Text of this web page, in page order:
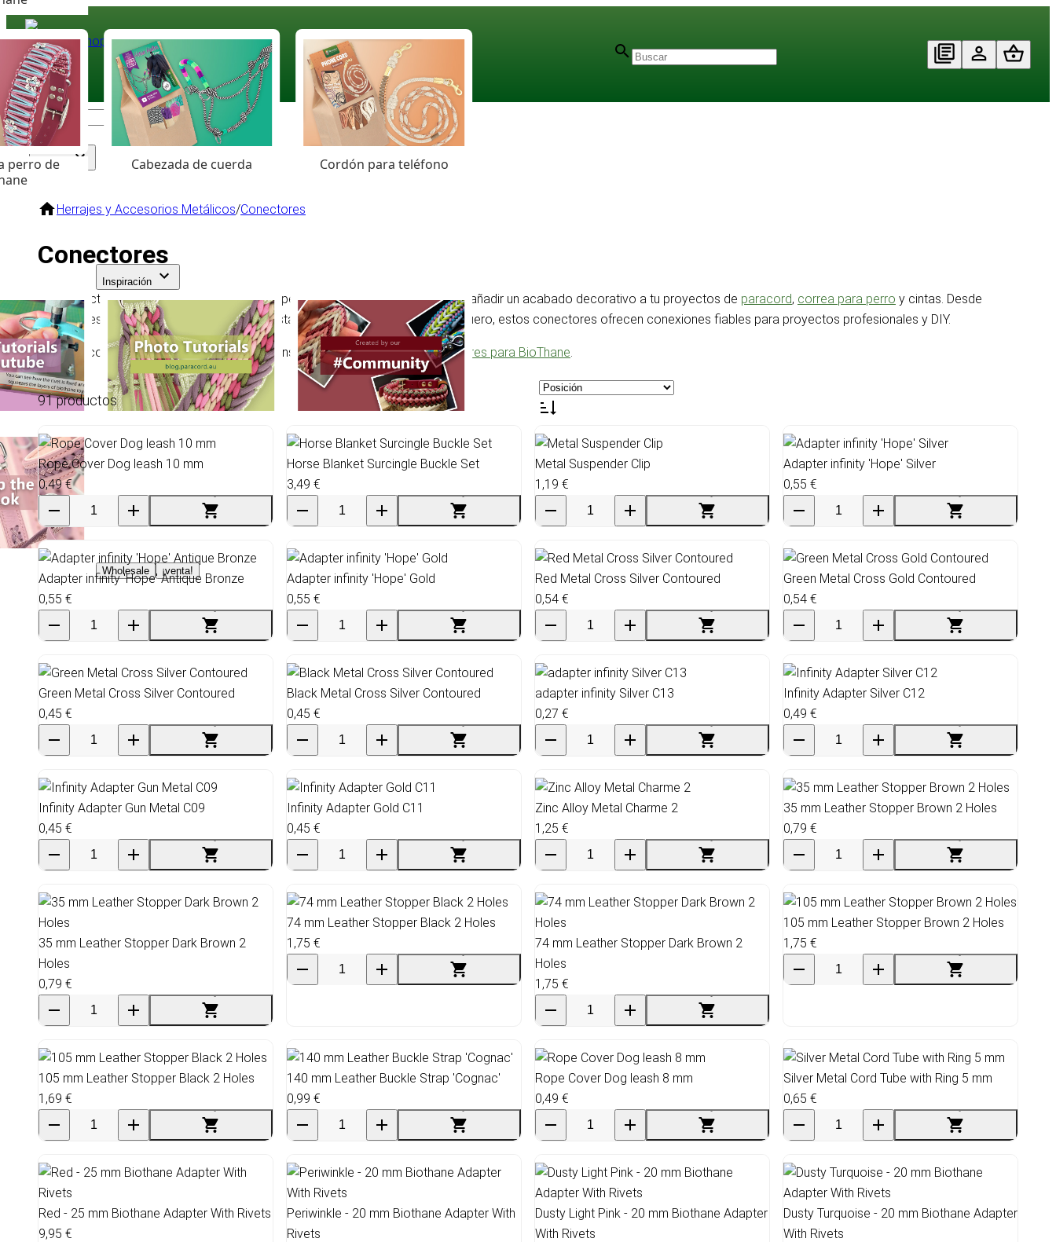
Paracord
Coloured Cord Paradise
Surtido
perro de
Cabezada de cuerda Cordón para teléfono
Inspiración
Wholesale ¡venta!
Herrajes y Accesorios Metálicos/Conectores
Conectores
Los conectores son herrajes pequeños que permiten unir dos componentes o añadir un acabado decorativo a tu proyectos de paracord, correa para perro y cintas. Desde
conectores infinito y cruces decorativas hasta clips para tirantes y topes de cuero, estos conectores ofrecen conexiones fiables para proyectos profesionales y DIY.
Si haces collares o correas de BioThane, consulta también nuestrosadaptadores para BioThane.
91 productos
Rope Cover Dog leash 10 mm
0,49 €
Horse Blanket Surcingle Buckle Set
3,49 €
Metal Suspender Clip
1,19 €
Adapter infinity 'Hope' Silver
0,55 €
Adapter infinity 'Hope' Antique Bronze
0,55 €
Adapter infinity 'Hope' Gold
0,55 €
Red Metal Cross Silver Contoured
0,54 €
Green Metal Cross Gold Contoured
0,54 €
Green Metal Cross Silver Contoured
0,45 €
Black Metal Cross Silver Contoured
0,45 €
adapter infinity Silver C13
0,27 €
Infinity Adapter Silver C12
0,49 €
Infinity Adapter Gun Metal C09
0,45 €
Infinity Adapter Gold C11
0,45 €
Zinc Alloy Metal Charme 2
1,25 €
35 mm Leather Stopper Brown 2 Holes
0,79 €
35 mm Leather Stopper Dark Brown 2
Holes
0,79 €
74 mm Leather Stopper Black 2 Holes
1,75 €
74 mm Leather Stopper Dark Brown 2
Holes
1,75 €
105 mm Leather Stopper Brown 2 Holes
1,75 €
105 mm Leather Stopper Black 2 Holes
1,69 €
140 mm Leather Buckle Strap 'Cognac'
0,99 €
Rope Cover Dog leash 8 mm
0,49 €
Silver Metal Cord Tube with Ring 5 mm
0,65 €
Red - 25 mm Biothane Adapter With Rivets
9,95 €
Periwinkle - 20 mm Biothane Adapter With
Rivets
Dusty Light Pink - 20 mm Biothane Adapter
With Rivets
Dusty Turquoise - 20 mm Biothane Adapter
With Rivets